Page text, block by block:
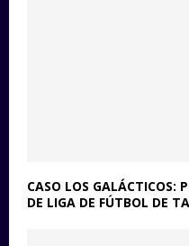
CASO LOS GALÁCTICOS:
DE LIGA DE FÚTBOL DE